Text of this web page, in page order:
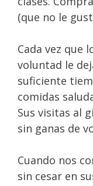
(que no le
Cada vez que
voluntad le
suficiente
comidas
Sus visitas al
sin ganas de
Cuando nos
sin cesar en